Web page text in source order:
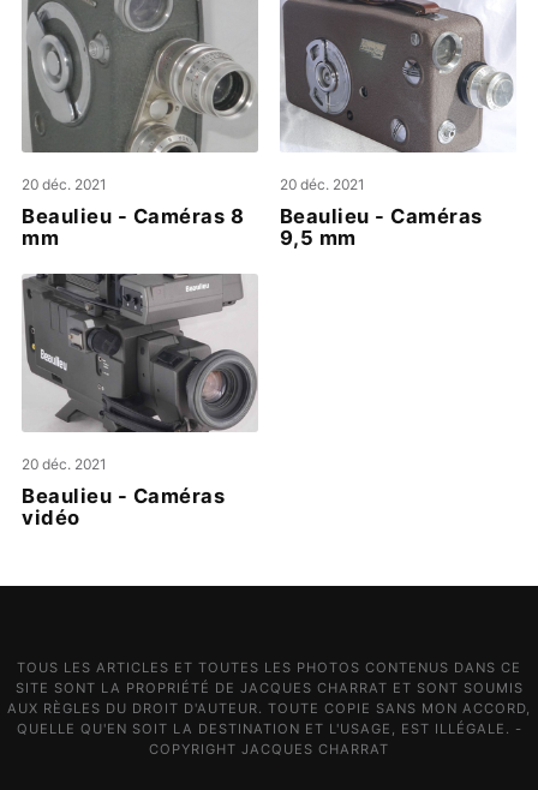
20 déc. 2021
Beaulieu - Caméras 8
mm
20 déc. 2021
Beaulieu - Caméras
9,5 mm
20 déc. 2021
Beaulieu - Caméras
vidéo
TOUS LES ARTICLES ET TOUTES LES PHOTOS CONTENUS DANS CE
SITE SONT LA PROPRIÉTÉ DE JACQUES CHARRAT ET SONT SOUMIS
AUX RÈGLES DU DROIT D'AUTEUR. TOUTE COPIE SANS MON ACCORD,
QUELLE QU'EN SOIT LA DESTINATION ET L'USAGE, EST ILLÉGALE. -
COPYRIGHT JACQUES CHARRAT